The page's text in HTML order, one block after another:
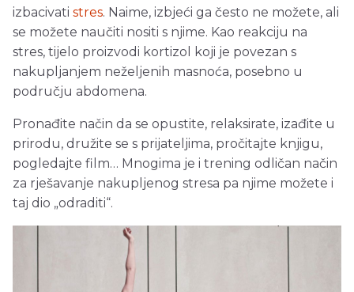
izbacivati stres. Naime, izbjeći ga često ne možete, ali
se možete naučiti nositi s njime. Kao reakciju na
stres, tijelo proizvodi kortizol koji je povezan s
nakupljanjem neželjenih masnoća, posebno u
području abdomena.
Pronađite način da se opustite, relaksirate, izađite u
prirodu, družite se s prijateljima, pročitajte knjigu,
pogledajte film… Mnogima je i trening odličan način
za rješavanje nakupljenog stresa pa njime možete i
taj dio „odraditi“.